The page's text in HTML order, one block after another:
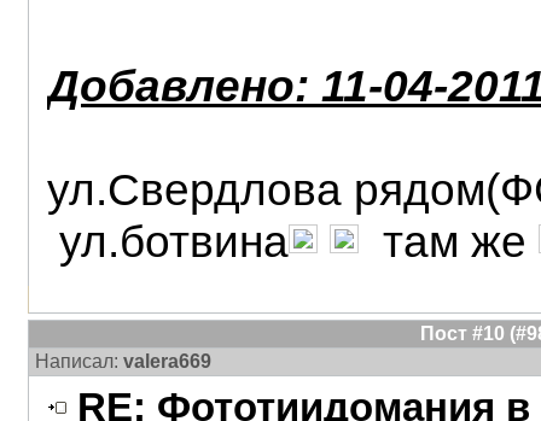
Добавлено: 11-04-
ул.Свердлова
ул.ботвина
там же
Пост #10
Написал: valera669
RE: Фототиидомания в